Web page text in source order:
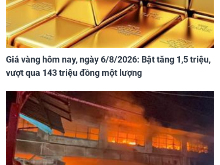
Giá vàng hôm nay, ngày 6/8/2026: Bật tăng 1,5 triệu,
vượt qua 143 triệu đồng một lượng